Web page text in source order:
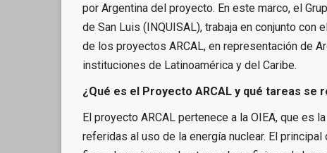
por Argentina del proyecto. En este marco, el
de San Luis (INQUISAL), trabaja en conjunto
de los proyectos ARCAL, en representación de
instituciones de Latinoamérica y del Caribe.
¿Qué es el Proyecto ARCAL y qué tareas se
El proyecto ARCAL pertenece a la OIEA, que es
referidas al uso de la energía nuclear. El